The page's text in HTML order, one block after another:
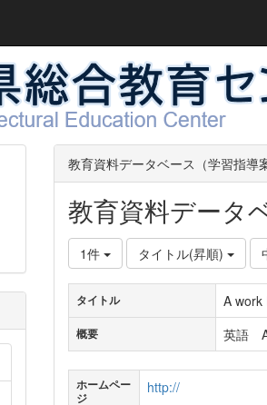
教育資料データベース（学習指導
教育資料データ
1件 タイトル(昇順)
タイトル A work
概要 英語
ホームペー
ジ
http://